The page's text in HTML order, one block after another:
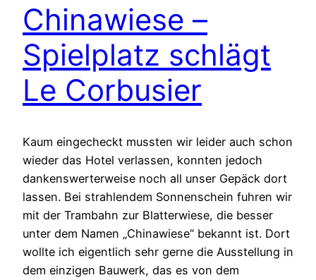
Chinawiese –
Spielplatz schlägt
Le Corbusier
Kaum eingecheckt mussten wir leider auch schon
wieder das Hotel verlassen, konnten jedoch
dankenswerterweise noch all unser Gepäck dort
lassen. Bei strahlendem Sonnenschein fuhren wir
mit der Trambahn zur Blatterwiese, die besser
unter dem Namen „Chinawiese“ bekannt ist. Dort
wollte ich eigentlich sehr gerne die Ausstellung in
dem einzigen Bauwerk, das es von dem